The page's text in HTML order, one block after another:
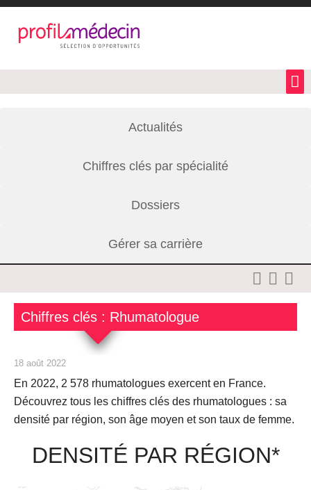
Actualités
Chiffres clés par spécialité
Dossiers
Gérer sa carrière
Chiffres clés : Rhumatologue
18 août 2022
En 2022, 2 578 rhumatologues exercent en France.
Découvrez tous les chiffres clés des rhumatologues : sa
densité par région, son âge moyen et son taux de femme.
DENSITÉ PAR RÉGION*